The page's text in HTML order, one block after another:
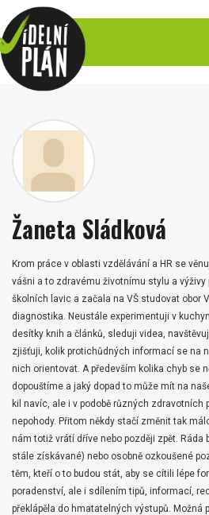
Žaneta Sládková
Krom práce v oblasti vzdělávání a HR se
vášni a to zdravému životnímu stylu a
školních lavic a začala na VŠ studovat obor
diagnostika. Neustále experimentuji v
desítky knih a článků, sleduji videa,
zjišťuji, kolik protichůdných informací se na
nich orientovat. A především kolika chyb se
dopouštíme a jaký dopad to může mít na
kil navíc, ale i v podobě různých zdravotních
nepohody. Přitom někdy stačí změnit tak
nám totiž vrátí dříve nebo později zpět. Ráda
stále získávané) nebo osobně ozkoušené
těm, kteří o to budou stát, aby se cítili lépe
poradenství, ale i sdílením tipů, informací,
překlápěla do hmatatelných výstupů. Možná